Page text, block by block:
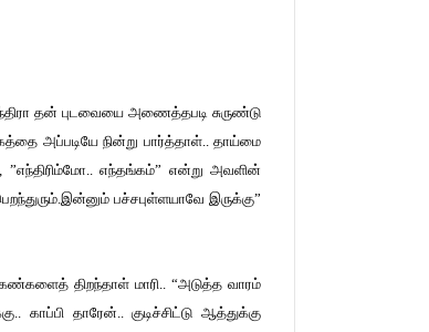
தன் புடவையை அணைத்தபடி சுருண்டு
அப்படியே நின்று பார்த்தாள்.. தாய்மை
”எந்திரிம்மோ.. எந்தங்கம்” என்று அவளின்
பச்சபுள்ளயாவே இருக்கு”
திறந்தாள் மாரி.. “அடுத்த வாரம்
காப்பி தாரேன்.. குடிச்சிட்டு ஆத்துக்கு